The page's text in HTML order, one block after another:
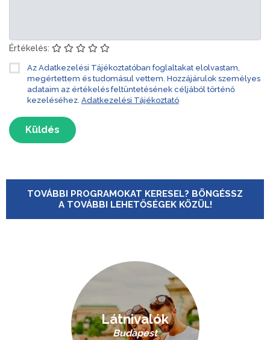
Értékelés:
Az Adatkezelési Tájékoztatóban foglaltakat elolvastam,
megértettem és tudomásul vettem. Hozzájárulok személyes
adataim az értékelés feltüntetésének céljából történő
kezeléséhez. Adatkezelési Tájékoztató
Küldés
TOVÁBBI PROGRAMOKAT KERESEL? BÖNGÉSSZ
A TOVÁBBI LEHETŐSÉGEK KÖZÜL!
Látnivalók
Budapest